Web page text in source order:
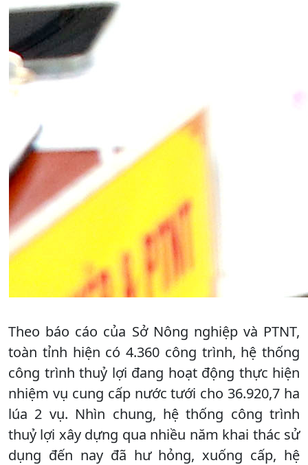
Theo báo cáo của Sở Nông nghiệp và PTNT,
toàn tỉnh hiện có 4.360 công trình, hệ thống
công trình thuỷ lợi đang hoạt động thực hiện
nhiệm vụ cung cấp nước tưới cho 36.920,7 ha
lúa 2 vụ. Nhìn chung, hệ thống công trình
thuỷ lợi xây dựng qua nhiều năm khai thác sử
dụng đến nay đã hư hỏng, xuống cấp, hệ